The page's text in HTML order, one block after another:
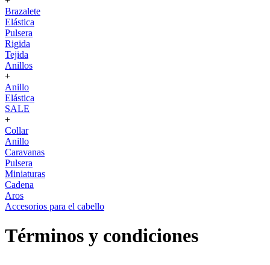
Brazalete
Elástica
Pulsera
Rigida
Tejida
Anillos
+
Anillo
Elástica
SALE
+
Collar
Anillo
Caravanas
Pulsera
Miniaturas
Cadena
Aros
Accesorios para el cabello
Términos y condiciones